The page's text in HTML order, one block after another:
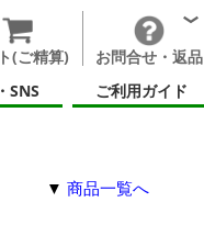
(ご精算)
お問合せ・返品
SNS ご利用ガイド
▼ 商品一覧へ